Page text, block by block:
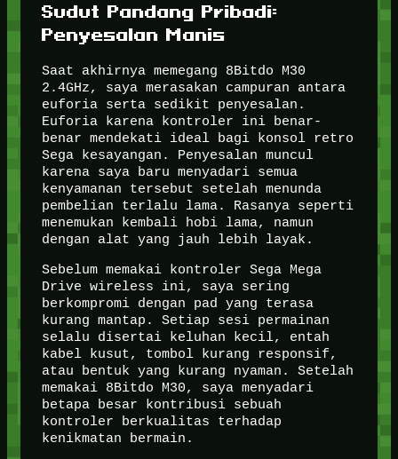
Sudut Pandang Pribadi:
Penyesalan Manis
Saat akhirnya memegang 8Bitdo M30
2.4GHz, saya merasakan campuran antara
euforia serta sedikit penyesalan.
Euforia karena kontroler ini benar-
benar mendekati ideal bagi konsol retro
Sega kesayangan. Penyesalan muncul
karena saya baru menyadari semua
kenyamanan tersebut setelah menunda
pembelian terlalu lama. Rasanya seperti
menemukan kembali hobi lama, namun
dengan alat yang jauh lebih layak.
Sebelum memakai kontroler Sega Mega
Drive wireless ini, saya sering
berkompromi dengan pad yang terasa
kurang mantap. Setiap sesi permainan
selalu disertai keluhan kecil, entah
kabel kusut, tombol kurang responsif,
atau bentuk yang kurang nyaman. Setelah
memakai 8Bitdo M30, saya menyadari
betapa besar kontribusi sebuah
kontroler berkualitas terhadap
kenikmatan bermain.